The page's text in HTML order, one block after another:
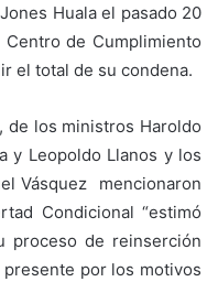
Huala el pasado 20
de Cumplimiento
el total de su condena.
de los ministros Haroldo
y Leopoldo Llanos y los
Vásquez mencionaron
Condicional “estimó
proceso de reinserción
por los motivos